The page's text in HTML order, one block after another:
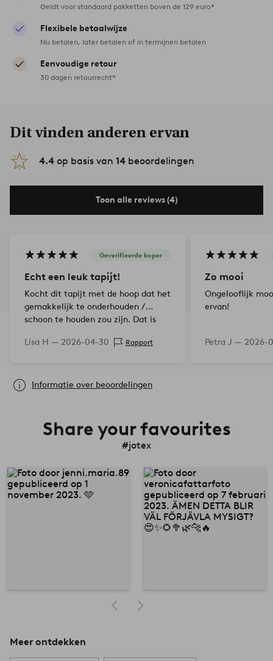
Geldt voor standaard pakketten boven de 129 euro*
Flexibele betaalwijze
Nu betalen, later betalen of in termijnen betalen
Eenvoudige retour
30 dagen retourrecht*
Dit vinden anderen ervan
4.4 op basis van 14 beoordelingen
Toon alle reviews (4)
Geverifieerde koper
Echt een leuk tapijt!
Kocht dit tapijt met de hoop dat het
gemakkelijk te onderhouden /
schoon te houden zou zijn. Dat is
zacht. 5/5 toast
Lisa H — 2026-04-30 Rapport
Zo mooi
Ongelooflijk
ervan!
Petra J — 2026-
Informatie over beoordelingen
Share your favourites
#jotex
Meer ontdekken